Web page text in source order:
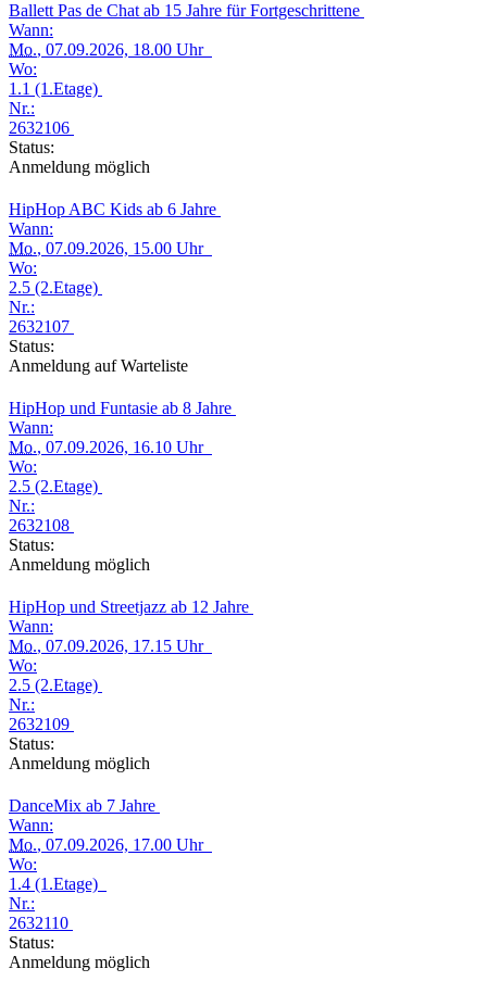
Ballett Pas de Chat ab 15 Jahre für Fortgeschrittene
Wann:
Mo., 07.09.2026, 18.00 Uhr
Wo:
1.1 (1.Etage)
Nr.:
2632106
Status:
Anmeldung möglich
HipHop ABC Kids ab 6 Jahre
Wann:
Mo., 07.09.2026, 15.00 Uhr
Wo:
2.5 (2.Etage)
Nr.:
2632107
Status:
Anmeldung auf Warteliste
HipHop und Funtasie ab 8 Jahre
Wann:
Mo., 07.09.2026, 16.10 Uhr
Wo:
2.5 (2.Etage)
Nr.:
2632108
Status:
Anmeldung möglich
HipHop und Streetjazz ab 12 Jahre
Wann:
Mo., 07.09.2026, 17.15 Uhr
Wo:
2.5 (2.Etage)
Nr.:
2632109
Status:
Anmeldung möglich
DanceMix ab 7 Jahre
Wann:
Mo., 07.09.2026, 17.00 Uhr
Wo:
1.4 (1.Etage)
Nr.:
2632110
Status:
Anmeldung möglich